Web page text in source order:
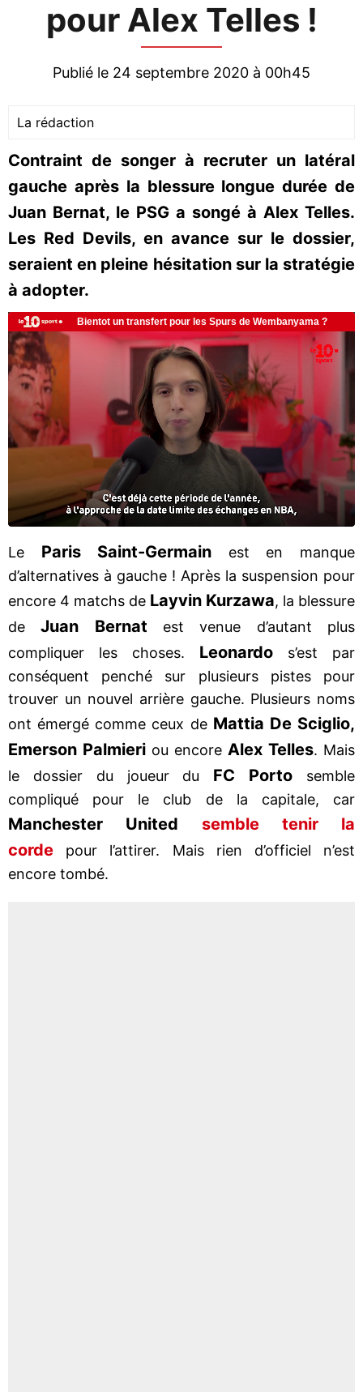
pour Alex Telles !
Publié le 24 septembre 2020 à 00h45
La rédaction
Contraint de songer à recruter un latéral
gauche après la blessure longue durée de
Juan Bernat, le PSG a songé à Alex Telles.
Les Red Devils, en avance sur le dossier,
seraient en pleine hésitation sur la stratégie
à adopter.
Le Paris Saint-Germain est en manque
d’alternatives à gauche ! Après la suspension pour
encore 4 matchs de Layvin Kurzawa, la blessure
deJuan Bernat est venue d’autant plus
compliquer les choses. Leonardo s’est par
conséquent penché sur plusieurs pistes pour
trouver un nouvel arrière gauche. Plusieurs noms
ont émergé comme ceux de Mattia De Sciglio,
Emerson Palmieri ou encore Alex Telles. Mais
le dossier du joueur du FC Porto semble
compliqué pour le club de la capitale, car
Manchester United semble tenir la
corde pour l’attirer. Mais rien d’officiel n’est
encore tombé.